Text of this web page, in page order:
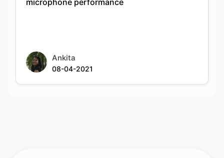
microphone performance
Ankita
08-04-2021